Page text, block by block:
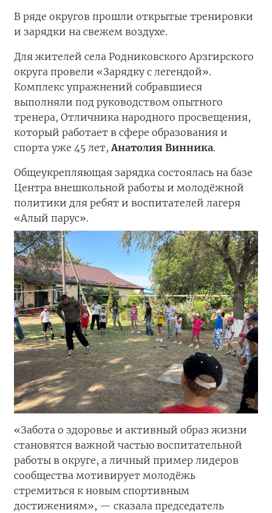
В ряде округов прошли открытые тренировки
и зарядки на свежем воздухе.
Для жителей села Родниковского Арзгирского
округа провели «Зарядку с легендой».
Комплекс упражнений собравшиеся
выполняли под руководством опытного
тренера, Отличника народного просвещения,
который работает в сфере образования и
спорта уже 45 лет, Анатолия Винника.
Общеукрепляющая зарядка состоялась на базе
Центра внешкольной работы и молодёжной
политики для ребят и воспитателей лагеря
«Алый парус».
«Забота о здоровье и активный образ жизни
становятся важной частью воспитательной
работы в округе, а личный пример лидеров
сообщества мотивирует молодёжь
стремиться к новым спортивным
достижениям», — сказала председатель